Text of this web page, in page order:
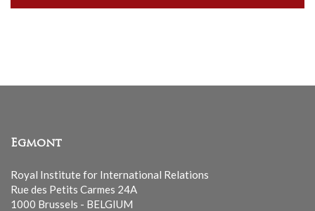
our
Egmont
Royal Institute for International Relations
Rue des Petits Carmes 24A
1000 Brussels - BELGIUM